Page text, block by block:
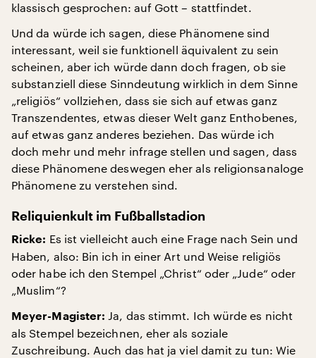
klassisch gesprochen: auf Gott – stattfindet.
Und da würde ich sagen, diese Phänomene sind
interessant, weil sie funktionell äquivalent zu sein
scheinen, aber ich würde dann doch fragen, ob sie
substanziell diese Sinndeutung wirklich in dem Sinne
„religiös“ vollziehen, dass sie sich auf etwas ganz
Transzendentes, etwas dieser Welt ganz Enthobenes,
auf etwas ganz anderes beziehen. Das würde ich
doch mehr und mehr infrage stellen und sagen, dass
diese Phänomene deswegen eher als religionsanaloge
Phänomene zu verstehen sind.
Reliquienkult im Fußballstadion
Ricke: Es ist vielleicht auch eine Frage nach Sein und
Haben, also: Bin ich in einer Art und Weise religiös
oder habe ich den Stempel „Christ“ oder „Jude“ oder
„Muslim“?
Meyer-Magister: Ja, das stimmt. Ich würde es nicht
als Stempel bezeichnen, eher als soziale
Zuschreibung. Auch das hat ja viel damit zu tun: Wie